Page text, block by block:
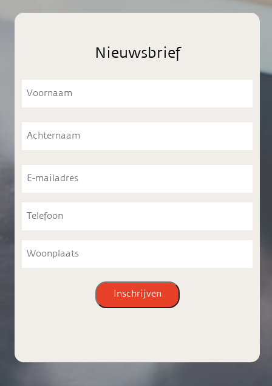
Nieuwsbrief
mailadres
Inschrijven